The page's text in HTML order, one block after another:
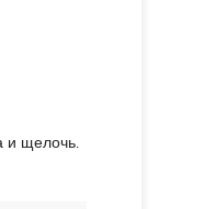
и щелочь.